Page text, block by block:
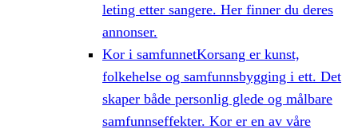
leting etter sangere. Her finner du deres
annonser.
Kor i samfunnetKorsang er kunst,
folkehelse og samfunnsbygging i ett. Det
skaper både personlig glede og målbare
samfunnseffekter. Kor er en av våre